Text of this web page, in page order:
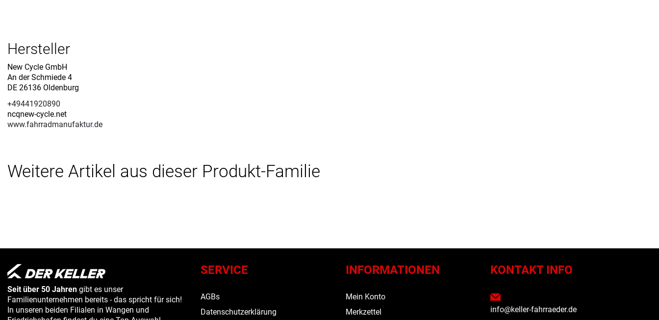
Hersteller
New Cycle GmbH
An der Schmiede 4
DE 26136 Oldenburg
+49441920890
ncqnew-cycle.net
www.fahrradmanufaktur.de
Weitere Artikel aus dieser Produkt-Familie
Seit über 50 Jahren gibt es unser
Familienunternehmen bereits - das spricht für sich!
In unseren beiden Filialen in Wangen und
SERVICE
AGBs
Datenschutzerklärung
INFORMATIONEN
Mein Konto
Merkzettel
KONTAKT INFO
info@keller-fahrraeder.de